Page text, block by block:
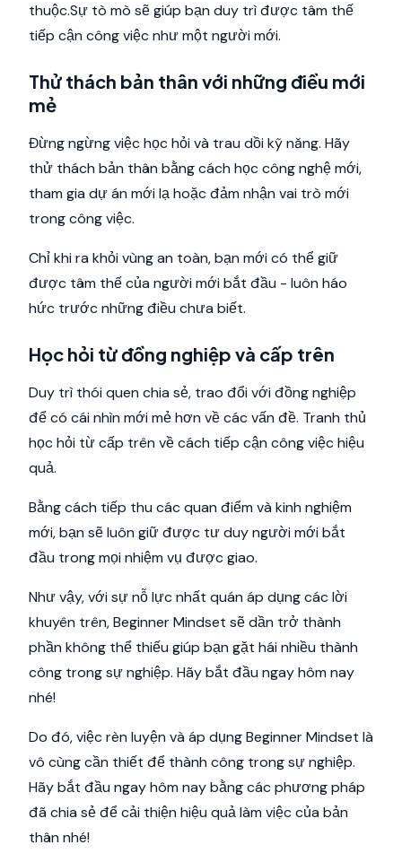
thuộc.Sự tò mò sẽ giúp bạn duy trì được tâm thế
tiếp cận công việc như một người mới.
Thử thách bản thân với những điều mới
mẻ
Đừng ngừng việc học hỏi và trau dồi kỹ năng. Hãy
thử thách bản thân bằng cách học công nghệ mới,
tham gia dự án mới lạ hoặc đảm nhận vai trò mới
trong công việc.
Chỉ khi ra khỏi vùng an toàn, bạn mới có thể giữ
được tâm thế của người mới bắt đầu - luôn háo
hức trước những điều chưa biết.
Học hỏi từ đồng nghiệp và cấp trên
Duy trì thói quen chia sẻ, trao đổi với đồng nghiệp
để có cái nhìn mới mẻ hơn về các vấn đề. Tranh thủ
học hỏi từ cấp trên về cách tiếp cận công việc hiệu
quả.
Bằng cách tiếp thu các quan điểm và kinh nghiệm
mới, bạn sẽ luôn giữ được tư duy người mới bắt
đầu trong mọi nhiệm vụ được giao.
Như vậy, với sự nỗ lực nhất quán áp dụng các lời
khuyên trên, Beginner Mindset sẽ dần trở thành
phần không thể thiếu giúp bạn gặt hái nhiều thành
công trong sự nghiệp. Hãy bắt đầu ngay hôm nay
nhé!
Do đó, việc rèn luyện và áp dụng Beginner Mindset là
vô cùng cần thiết để thành công trong sự nghiệp.
Hãy bắt đầu ngay hôm nay bằng các phương pháp
đã chia sẻ để cải thiện hiệu quả làm việc của bản
thân nhé!